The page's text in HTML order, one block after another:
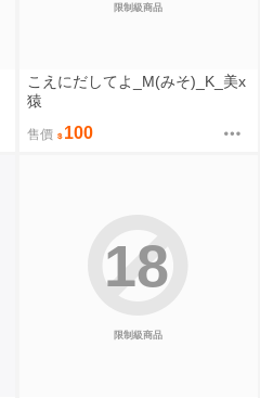
限制級商品
こえにだしてよ_M(みそ)_K_美x
猿
售價 100
限制級商品
18